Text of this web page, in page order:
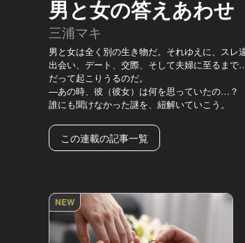
男と女の答えあわせ
三浦マキ
男と女は全く別の生き物だ。それゆえに、スレ
出会い、デート、交際、そして夫婦に至るま
だって起こりうるのだ。
—あの時、彼（彼女）は何を思っていたの…？
誰にも聞けなかった謎を、紐解いていこう。
この連載の記事一覧
NEW